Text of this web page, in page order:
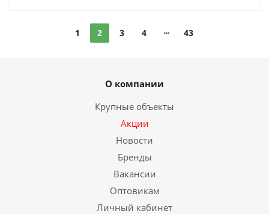
1 2 3 4 43
О компании
Крупные объекты
Акции
Новости
Бренды
Вакансии
Оптовикам
Личный кабинет